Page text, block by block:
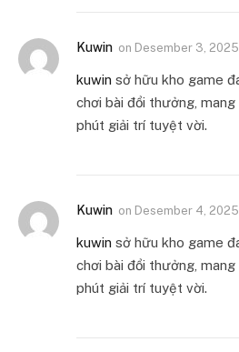
Kuwin on Desember 3,
kuwin sở hữu kho game
chơi bài đổi thưởng,
phút giải trí tuyệt vời.
Kuwin on Desember 4,
kuwin sở hữu kho game
chơi bài đổi thưởng,
phút giải trí tuyệt vời.